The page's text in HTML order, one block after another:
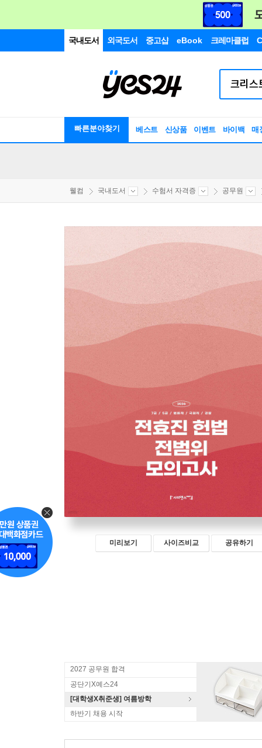
국내도서 외국도서 중고샵 eBook 크레마클럽
빠른분야찾기 베스트 신상품 이벤트 바이백 매
웰컴 국내도서 수험서 자격증 공무원
미리보기 사이즈비교 공유하기
2027 공무원 합격
공단기X예스24
[대학생X취준생] 여름방학
하반기 채용 시작